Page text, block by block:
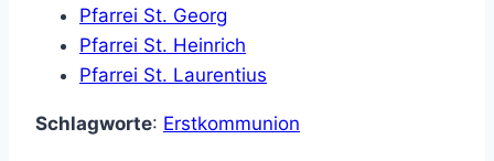
Pfarrei St. Georg
Pfarrei St. Heinrich
Pfarrei St. Laurentius
Schlagworte: Erstkommunion